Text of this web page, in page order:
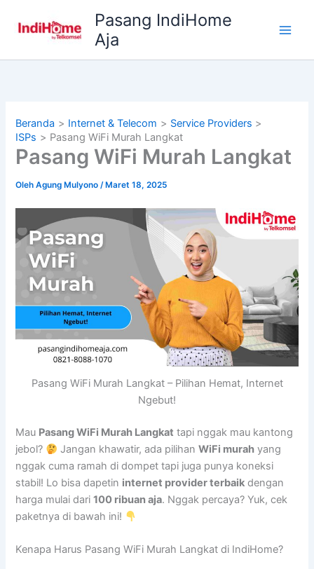
Pasang IndiHome
Aja
Beranda Internet & Telecom
Service Providers
ISPs
Pasang WiFi Murah Langkat
Pasang WiFi Murah Langkat
OlehAgung Mulyono/ Maret 18, 2025
Pasang WiFi Murah Langkat – Pilihan Hemat, Internet
Ngebut!
Mau Pasang WiFi Murah Langkat tapi nggak mau kantong
jebol?
Jangan khawatir, ada pilihanWiFi murah yang
nggak cuma ramah di dompet tapi juga punya koneksi
stabil! Lo bisa dapetin internet provider terbaik dengan
harga mulai dari100 ribuan aja. Nggak percaya? Yuk, cek
paketnya di bawah ini!
Kenapa Harus Pasang WiFi Murah Langkat di IndiHome?